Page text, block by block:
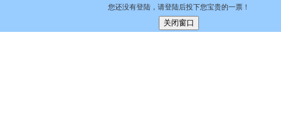
您还没有登陆，请登陆后投下您宝贵的一票！